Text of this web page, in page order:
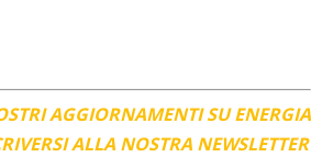
AGGIORNAMENTI SU ENERGIA
ALLA NOSTRA NEWSLETTER